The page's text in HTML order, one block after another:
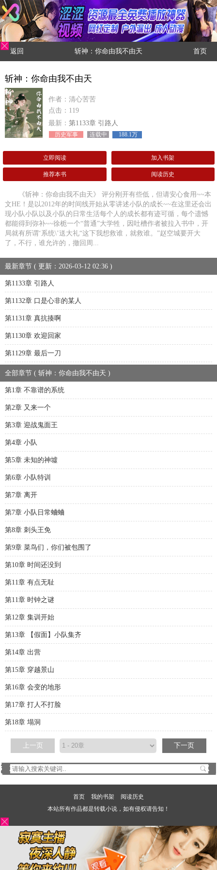
返回 斩神：你命由我不由天 首页
斩神：你命由我不由天
作者：清心苦苦
点击：119
最新： 第1133章 引路人
历史军事 连载中 188.1万
立即阅读 加入书架
推荐本书 阅读历史
《斩神：你命由我不由天》 评分刚开有些低，但请安心食用~~本
文HE！是以2012年的时间线开始从零讲述小队的成长~~在这里还会出
现小队小队以及小队的日常生活每个人的成长都有迹可循，每个遗憾
都能得到弥补~~徐栀一个“普通”大学牲，因吐槽作者被拉入书中，开
局就有所谓‘系统\’送大礼“这下我想救谁，就救谁。”赵空城要开大
了，不行，谁允许的，撤回周...
最新章节 ( 更新：2026-03-12 02:36 )
第1133章 引路人
第1132章 口是心非的某人
第1131章 真抗揍啊
第1130章 欢迎回家
第1129章 最后一刀
全部章节 ( 斩神：你命由我不由天 )
第1章 不靠谱的系统
第2章 又来一个
第3章 迎战鬼面王
第4章 小队
第5章 未知的神墟
第6章 小队特训
第7章 离开
第7章 小队日常蛐蛐
第8章 刺头王免
第9章 菜鸟们，你们被包围了
第10章 时间还没到
第11章 有点无耻
第11章 时钟之谜
第12章 集训开始
第13章 【假面】小队集齐
第14章 出营
第15章 穿越景山
第16章 会变的地形
第17章 打人不打脸
第18章 塌洞
上一页 下一页
首页 我的书架
阅读历史
本站所有作品都是转载小说，如有侵权请告知！